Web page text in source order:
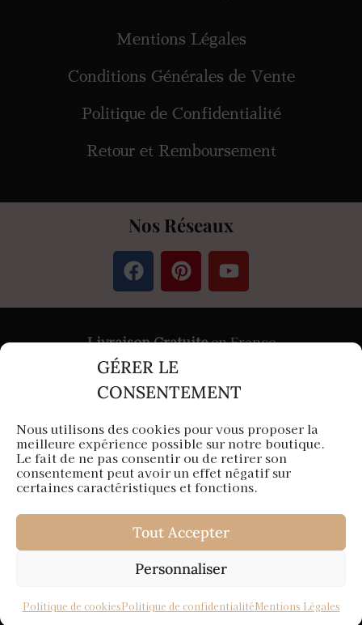
GÉRER LE
CONSENTEMENT
Nous utilisons des cookies pour vous proposer la
meilleure expérience possible sur notre boutique.
Le fait de ne pas consentir ou de retirer son
consentement peut avoir un effet négatif sur
certaines caractéristiques et fonctions.
Tout Accepter
Personnaliser
Politique de cookiesPolitique de confidentialitéMentions Légales
Mentions Légales
Conditions Générales de Vente
Politique de Confidentialité
Retour et Remboursement
Nos Réseaux
Livraison Gratuiteen France
PaiementSécurisépar Stripe &
Aura Capillaire est une entreprise française
Siège en Île-de-France